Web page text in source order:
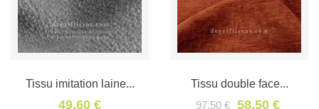
Tissu imitation laine...
49,60 €
Tissu double face...
97,50 €
58,50 €